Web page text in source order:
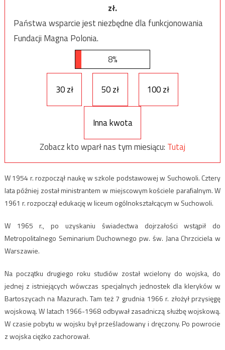
zł.
Państwa wsparcie jest niezbędne dla funkcjonowania
Fundacji Magna Polonia.
8%
30 zł 50 zł 100 zł
Inna kwota
Zobacz kto wparł nas tym miesiącu: Tutaj
W 1954 r. rozpoczął naukę w szkole podstawowej w Suchowoli. Cztery
lata później został ministrantem w miejscowym kościele parafialnym. W
1961 r. rozpoczął edukację w liceum ogólnokształcącym w Suchowoli.
W 1965 r., po uzyskaniu świadectwa dojrzałości wstąpił do
Metropolitalnego Seminarium Duchownego pw. św. Jana Chrzciciela w
Warszawie.
Na początku drugiego roku studiów został wcielony do wojska, do
jednej z istniejących wówczas specjalnych jednostek dla kleryków w
Bartoszycach na Mazurach. Tam też 7 grudnia 1966 r. złożył przysięgę
wojskową. W latach 1966-1968 odbywał zasadniczą służbę wojskową.
W czasie pobytu w wojsku był prześladowany i dręczony. Po powrocie
z wojska ciężko zachorował.